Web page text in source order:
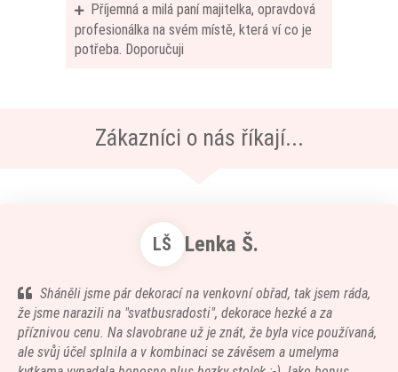
Příjemná a milá paní majitelka, opravdová
profesionálka na svém místě, která ví co je
potřeba. Doporučuji
Zákazníci o nás říkají...
LŠ Lenka Š.
Sháněli jsme pár dekorací na venkovní obřad, tak jsem ráda,
že jsme narazili na "svatbusradosti", dekorace hezké a za
příznivou cenu. Na slavobrane už je znát, že byla vice používaná,
ale svůj účel splnila a v kombinaci se závěsem a umelyma